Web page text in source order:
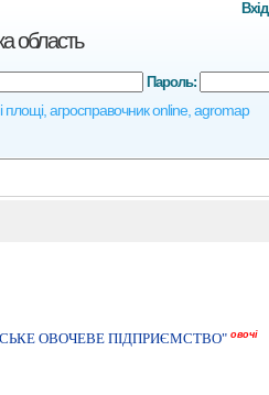
область
площі, агросправочник online, agromap
Вхід
Пароль:
ОВОЧЕВЕ ПIДПРИЄМСТВО" овочі